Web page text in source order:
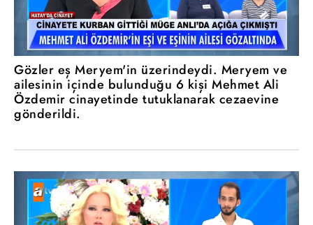
Gözler eş Meryem'in üzerindeydi. Meryem ve
ailesinin içinde bulunduğu 6 kişi Mehmet Ali
Özdemir cinayetinde tutuklanarak cezaevine
gönderildi.